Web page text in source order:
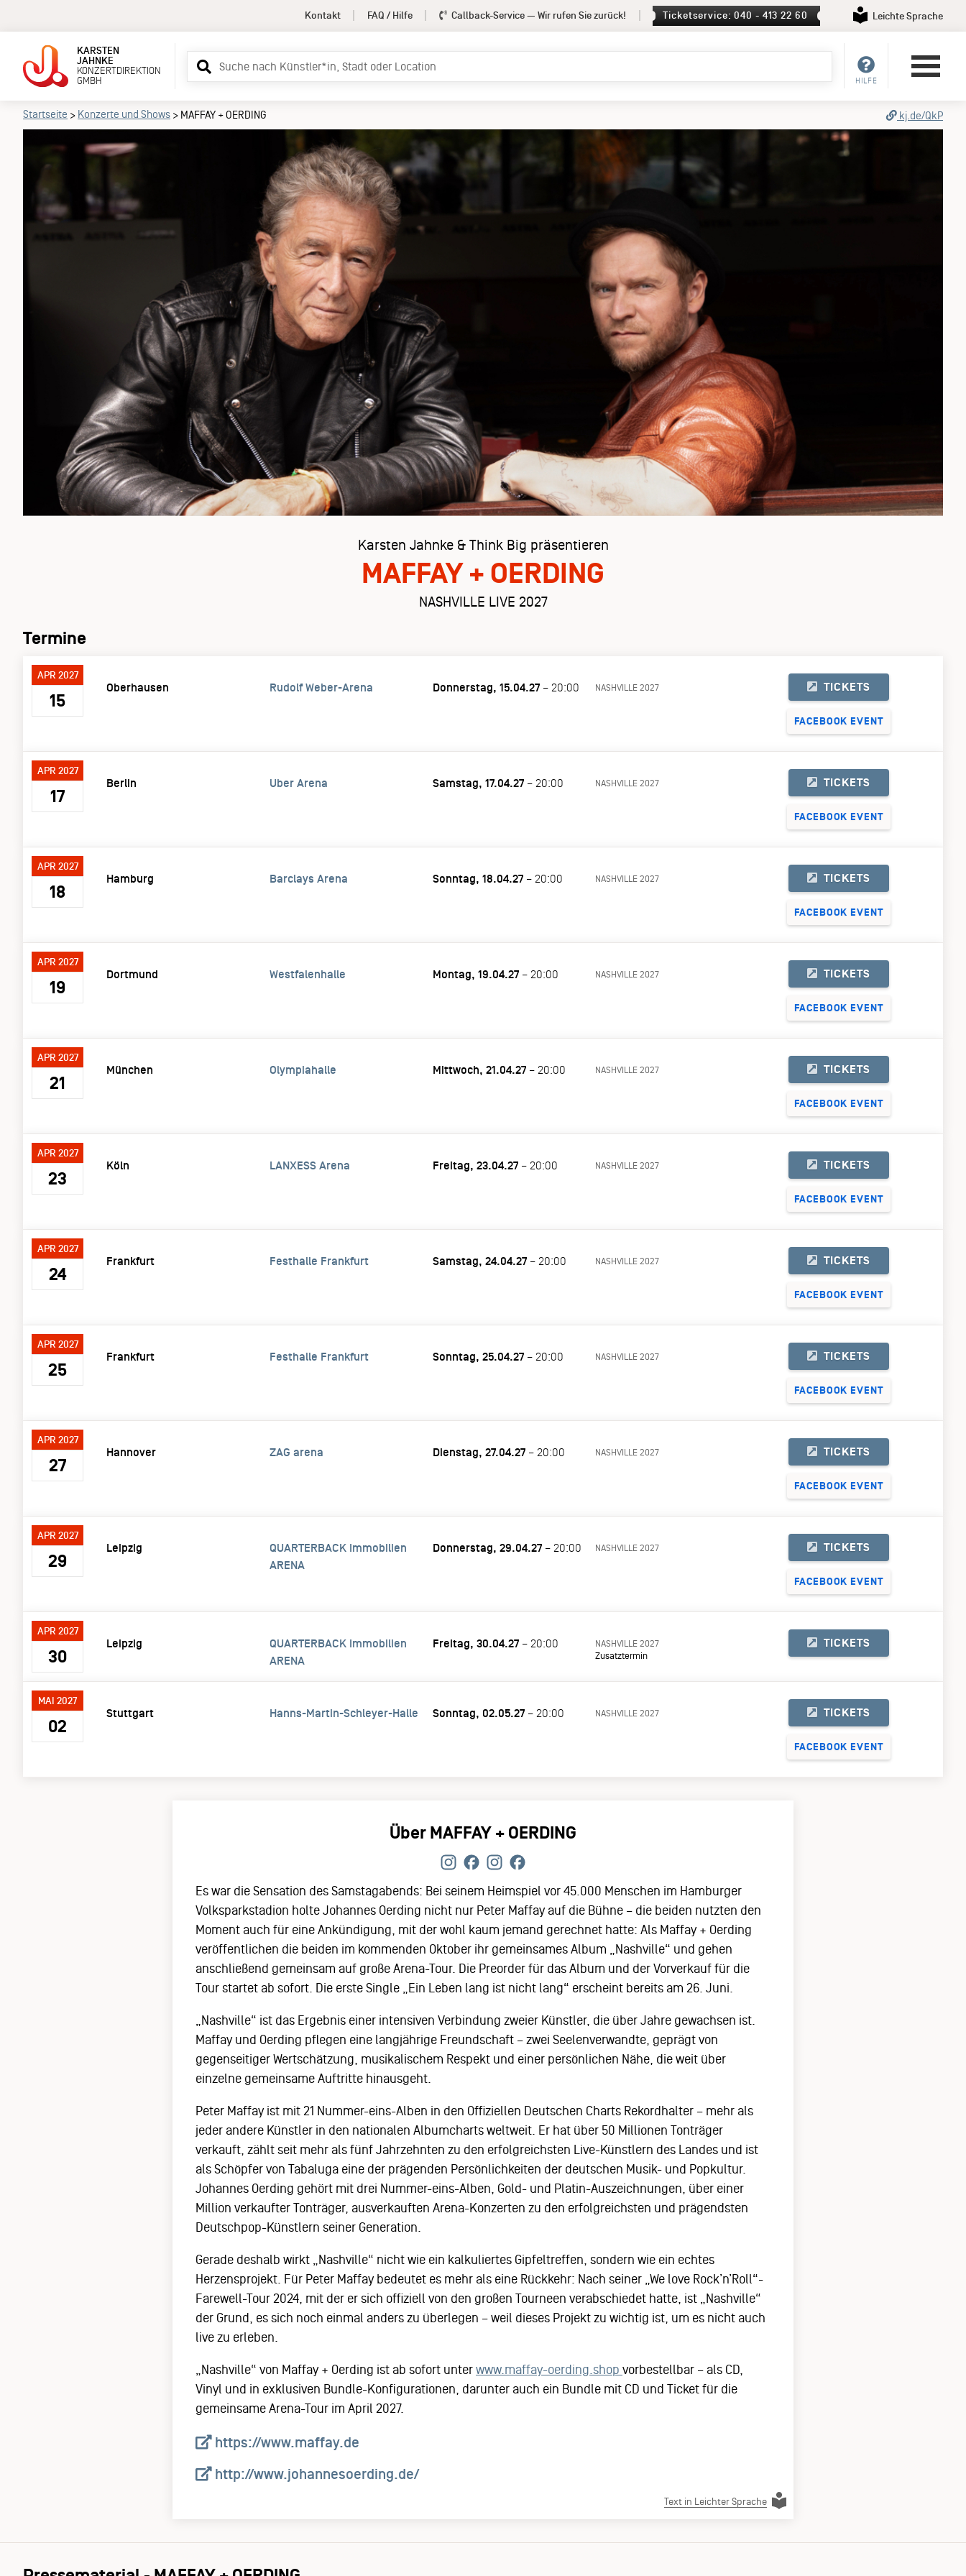
Kontakt FAQ / Hilfe Callback-Service — Wir rufen Sie zurück! Ticketservice: 040 - 413 22 60 Leichte Sprache
KARSTEN
JAHNKE
KONZERTDIREKTION
GMBH
Suchbegriff
eingeben
HILFE
Startseite > Konzerte und Shows > MAFFAY + OERDING kj.de/QkP
Karsten Jahnke & Think Big präsentieren
MAFFAY + OERDING
NASHVILLE LIVE 2027
Termine
APR 2027
15
Oberhausen Rudolf Weber-Arena Donnerstag, 15.04.27 – 20:00 NASHVILLE 2027 TICKETS
FACEBOOK EVENT
APR 2027
17
Berlin Uber Arena Samstag, 17.04.27 – 20:00 NASHVILLE 2027 TICKETS
FACEBOOK EVENT
APR 2027
18
Hamburg Barclays Arena Sonntag, 18.04.27 – 20:00 NASHVILLE 2027 TICKETS
FACEBOOK EVENT
APR 2027
19
Dortmund Westfalenhalle Montag, 19.04.27 – 20:00 NASHVILLE 2027 TICKETS
FACEBOOK EVENT
APR 2027
21
München Olympiahalle Mittwoch, 21.04.27 – 20:00 NASHVILLE 2027 TICKETS
FACEBOOK EVENT
APR 2027
23
Köln LANXESS Arena Freitag, 23.04.27 – 20:00 NASHVILLE 2027 TICKETS
FACEBOOK EVENT
APR 2027
24
Frankfurt Festhalle Frankfurt Samstag, 24.04.27 – 20:00 NASHVILLE 2027 TICKETS
FACEBOOK EVENT
APR 2027
25
Frankfurt Festhalle Frankfurt Sonntag, 25.04.27 – 20:00 NASHVILLE 2027 TICKETS
FACEBOOK EVENT
APR 2027
27
Hannover ZAG arena Dienstag, 27.04.27 – 20:00 NASHVILLE 2027 TICKETS
FACEBOOK EVENT
APR 2027
29
Leipzig
QUARTERBACK Immobilien
ARENA
Donnerstag, 29.04.27 – 20:00 NASHVILLE 2027 TICKETS
FACEBOOK EVENT
APR 2027
30
Leipzig
QUARTERBACK Immobilien
ARENA
Freitag, 30.04.27 – 20:00
NASHVILLE 2027
Zusatztermin
TICKETS
MAI 2027
02
Stuttgart Hanns-Martin-Schleyer-Halle Sonntag, 02.05.27 – 20:00 NASHVILLE 2027 TICKETS
FACEBOOK EVENT
Über MAFFAY + OERDING
Es war die Sensation des Samstagabends: Bei seinem Heimspiel vor 45.000 Menschen im Hamburger
Volksparkstadion holte Johannes Oerding nicht nur Peter Maffay auf die Bühne – die beiden nutzten den
Moment auch für eine Ankündigung, mit der wohl kaum jemand gerechnet hatte: Als Maffay + Oerding
veröffentlichen die beiden im kommenden Oktober ihr gemeinsames Album „Nashville“ und gehen
anschließend gemeinsam auf große Arena-Tour. Die Preorder für das Album und der Vorverkauf für die
Tour startet ab sofort. Die erste Single „Ein Leben lang ist nicht lang“ erscheint bereits am 26. Juni.
„Nashville“ ist das Ergebnis einer intensiven Verbindung zweier Künstler, die über Jahre gewachsen ist.
Maffay und Oerding pflegen eine langjährige Freundschaft – zwei Seelenverwandte, geprägt von
gegenseitiger Wertschätzung, musikalischem Respekt und einer persönlichen Nähe, die weit über
einzelne gemeinsame Auftritte hinausgeht.
Peter Maffay ist mit 21 Nummer-eins-Alben in den Offiziellen Deutschen Charts Rekordhalter – mehr als
jeder andere Künstler in den nationalen Albumcharts weltweit. Er hat über 50 Millionen Tonträger
verkauft, zählt seit mehr als fünf Jahrzehnten zu den erfolgreichsten Live-Künstlern des Landes und ist
als Schöpfer von Tabaluga eine der prägenden Persönlichkeiten der deutschen Musik- und Popkultur.
Johannes Oerding gehört mit drei Nummer-eins-Alben, Gold- und Platin-Auszeichnungen, über einer
Million verkaufter Tonträger, ausverkauften Arena-Konzerten zu den erfolgreichsten und prägendsten
Deutschpop-Künstlern seiner Generation.
Gerade deshalb wirkt „Nashville“ nicht wie ein kalkuliertes Gipfeltreffen, sondern wie ein echtes
Herzensprojekt. Für Peter Maffay bedeutet es mehr als eine Rückkehr: Nach seiner „We love Rock’n’Roll“-
Farewell-Tour 2024, mit der er sich offiziell von den großen Tourneen verabschiedet hatte, ist „Nashville“
der Grund, es sich noch einmal anders zu überlegen – weil dieses Projekt zu wichtig ist, um es nicht auch
live zu erleben.
„Nashville“ von Maffay + Oerding ist ab sofort unter www.maffay-oerding.shop vorbestellbar – als CD,
Vinyl und in exklusiven Bundle-Konfigurationen, darunter auch ein Bundle mit CD und Ticket für die
gemeinsame Arena-Tour im April 2027.
https://www.maffay.de
http://www.johannesoerding.de/
Text in Leichter Sprache